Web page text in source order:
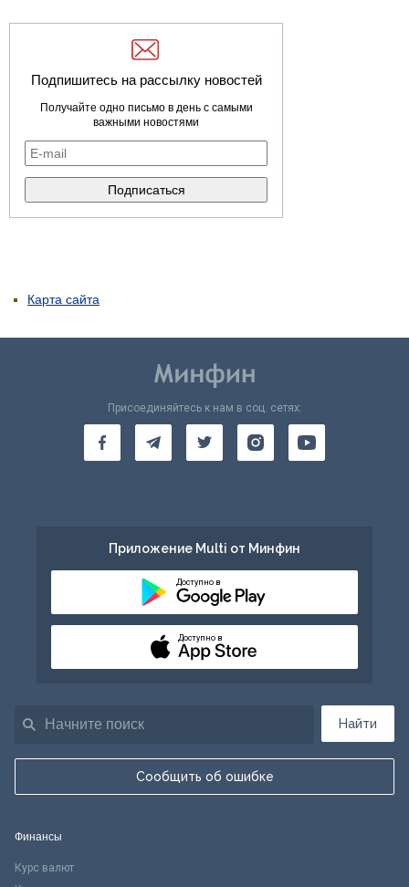
Подпишитесь на рассылку новостей
Получайте одно письмо в день с самыми
важными новостями
Карта сайта
Найти
Сообщить об ошибке
Присоединяйтесь к нам в соц. сетях:
Приложение Multi от Минфин
Доступно в
Доступно в
Финансы
Курс валют